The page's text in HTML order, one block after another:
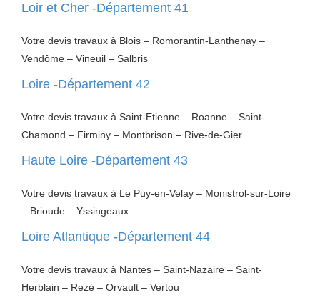
Loir et Cher -Département 41
Votre devis travaux à Blois – Romorantin-Lanthenay –
Vendôme – Vineuil – Salbris
Loire -Département 42
Votre devis travaux à Saint-Etienne – Roanne – Saint-
Chamond – Firminy – Montbrison – Rive-de-Gier
Haute Loire -Département 43
Votre devis travaux à Le Puy-en-Velay – Monistrol-sur-Loire
– Brioude – Yssingeaux
Loire Atlantique -Département 44
Votre devis travaux à Nantes – Saint-Nazaire – Saint-
Herblain – Rezé – Orvault – Vertou